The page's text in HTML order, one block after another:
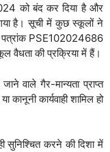
2024 को बंद कर दिया है और
है। सूची में कुछ स्कूलों ने
पत्रांक PSE102024686
वैधता की प्रक्रिया में हैं।
वाले गैर-मान्यता प्राप्त
कानूनी कार्यवाही शामिल हो
सुनिश्चित करने की दिशा में